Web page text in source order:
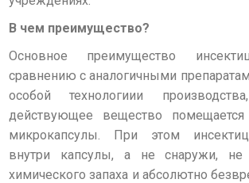
В чем преимущество?
Основное преимущество
сравнению с аналогичными
особой технологиии
действующее вещество
микрокапсулы. При этом
внутри капсулы, а не снаружи, не
химического запаха и абсолютно